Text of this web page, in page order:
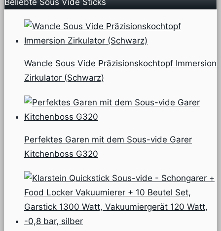
Wancle Sous Vide Präzisionskochtopf Immersion
Zirkulator (Schwarz)
Perfektes Garen mit dem Sous-vide Garer
Kitchenboss G320